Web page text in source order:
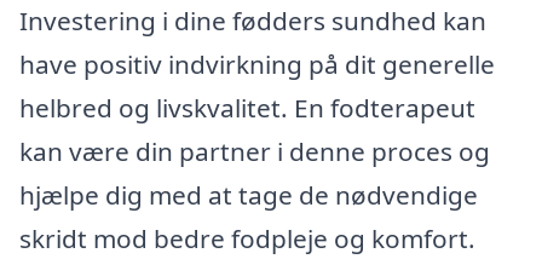
Investering i dine fødders sundhed kan
have positiv indvirkning på dit generelle
helbred og livskvalitet. En fodterapeut
kan være din partner i denne proces og
hjælpe dig med at tage de nødvendige
skridt mod bedre fodpleje og komfort.